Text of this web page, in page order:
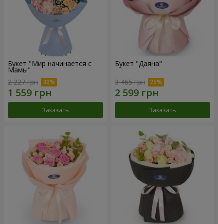
Букет "Мир начинается с
Мамы"
2 227 грн
Заказать
Букет "Даяна"
3 465 грн
Заказать